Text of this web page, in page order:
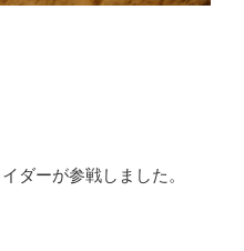
ダーが参戦しました。